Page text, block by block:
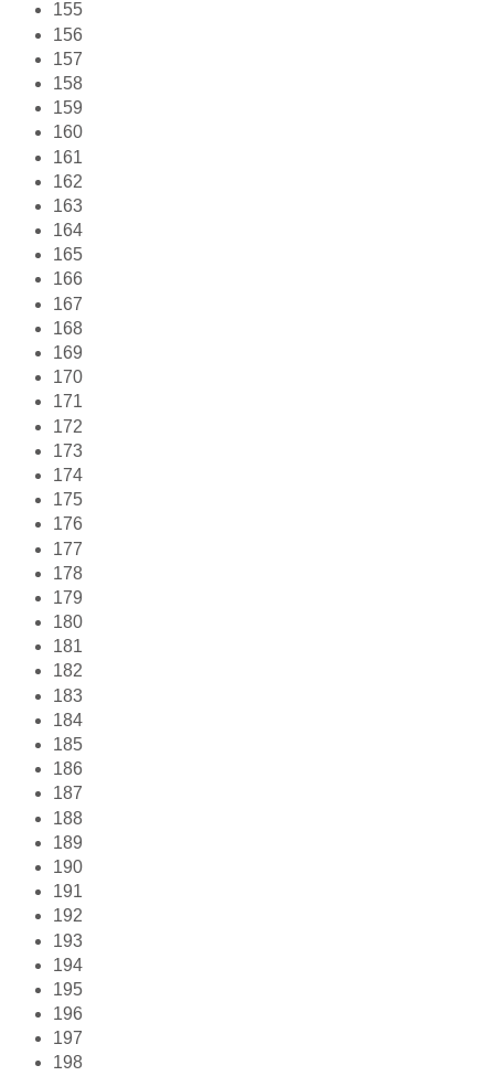
155
156
157
158
159
160
161
162
163
164
165
166
167
168
169
170
171
172
173
174
175
176
177
178
179
180
181
182
183
184
185
186
187
188
189
190
191
192
193
194
195
196
197
198